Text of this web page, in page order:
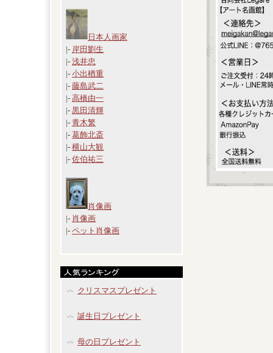
日本人画家
|- 岸田劉生
|- 浅井忠
|- 小出楢重
|- 藤島武二
|- 高橋由一
|- 黒田清輝
|- 青木繁
|- 葛飾北斎
|- 横山大観
|- 佐伯祐三
肖像画
|- 肖像画
|- ペット肖像画
クリスマスプレゼント
誕生日プレゼント
母の日プレゼント